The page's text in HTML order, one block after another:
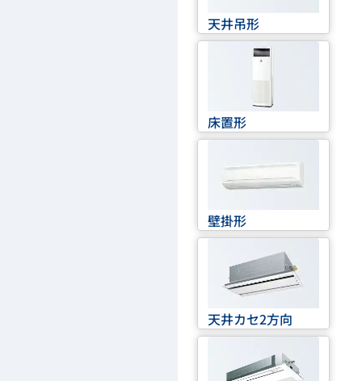
天井吊形
床置形
壁掛形
天井カセ2方向